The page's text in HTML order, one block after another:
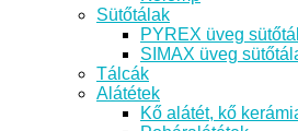
Sütőtálak
PYREX üveg
SIMAX üveg
Tálcák
Alátétek
Kő alátét, kő